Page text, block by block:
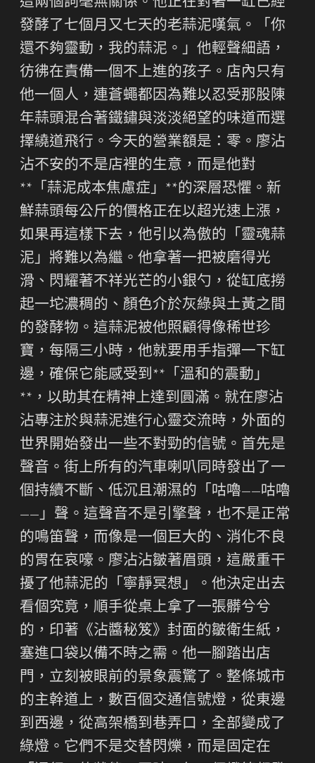
這兩個詞毫無關係。他正在對著一缸已經
發酵了七個月又七天的老蒜泥嘆氣。「你
還不夠靈動，我的蒜泥。」他輕聲細語，
彷彿在責備一個不上進的孩子。店內只有
他一個人，連蒼蠅都因為難以忍受那股陳
年蒜頭混合著鐵鏽與淡淡絕望的味道而選
擇繞道飛行。今天的營業額是：零。廖沾
沾不安的不是店裡的生意，而是他對
**「蒜泥成本焦慮症」**的深層恐懼。新
鮮蒜頭每公斤的價格正在以超光速上漲，
如果再這樣下去，他引以為傲的「靈魂蒜
泥」將難以為繼。他拿著一把被磨得光
滑、閃耀著不祥光芒的小銀勺，從缸底撈
起一坨濃稠的、顏色介於灰綠與土黃之間
的發酵物。這蒜泥被他照顧得像稀世珍
寶，每隔三小時，他就要用手指彈一下缸
邊，確保它能感受到**「溫和的震動」
**，以助其在精神上達到圓滿。就在廖沾
沾專注於與蒜泥進行心靈交流時，外面的
世界開始發出一些不對勁的信號。首先是
聲音。街上所有的汽車喇叭同時發出了一
個持續不斷、低沉且潮濕的「咕嚕——咕嚕
——」聲。這聲音不是引擎聲，也不是正常
的鳴笛聲，而像是一個巨大的、消化不良
的胃在哀嚎。廖沾沾皺著眉頭，這嚴重干
擾了他蒜泥的「寧靜冥想」。他決定出去
看個究竟，順手從桌上拿了一張髒兮兮
的，印著《沾醬秘笈》封面的皺衛生紙，
塞進口袋以備不時之需。他一腳踏出店
門，立刻被眼前的景象震驚了。整條城市
的主幹道上，數百個交通信號燈，從東邊
到西邊，從高架橋到巷弄口，全部變成了
綠燈。它們不是交替閃爍，而是固定在